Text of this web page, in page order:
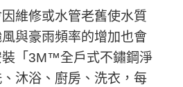
維修或水管老舊使水質
與豪雨頻率的增加也會
裝「3M™全戶式不鏽鋼淨
沐浴、廚房、洗衣，每